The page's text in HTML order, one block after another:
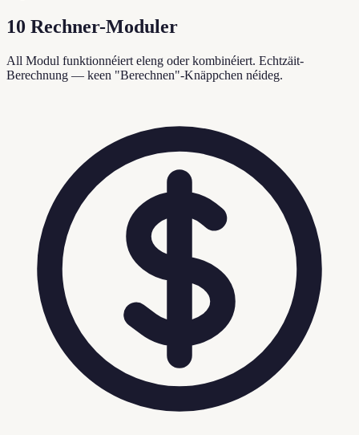
10 Rechner-Moduler
All Modul funktionnéiert eleng oder kombinéiert. Echtzäit-
Berechnung — keen "Berechnen"-Knäppchen néideg.